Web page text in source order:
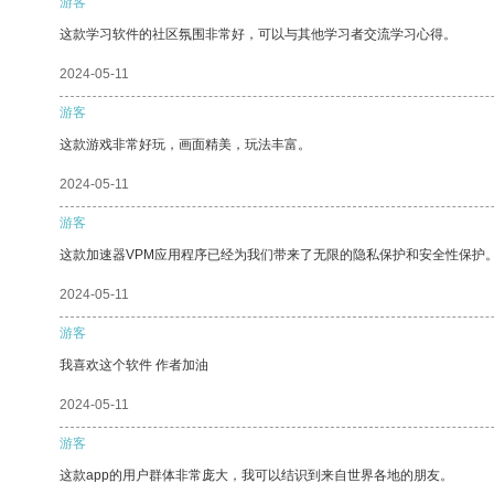
这款学习软件的社区氛围非常好，可以与其他学习者交流学习心得。
2024-05-11
游客
这款游戏非常好玩，画面精美，玩法丰富。
2024-05-11
游客
这款加速器VPM应用程序已经为我们带来了无限的隐私保护和安全性保护
2024-05-11
游客
我喜欢这个软件 作者加油
2024-05-11
游客
这款app的用户群体非常庞大，我可以结识到来自世界各地的朋友。